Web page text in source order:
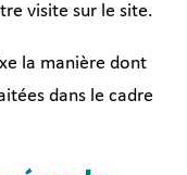
visite sur le site.
la manière dont
dans le cadre